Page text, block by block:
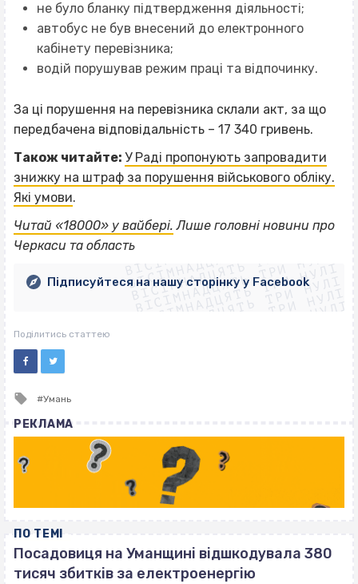
не було бланку підтвердження діяльності;
автобус не був внесений до електронного
кабінету перевізника;
водій порушував режим праці та відпочинку.
За ці порушення на перевізника склали акт, за що
передбачена відповідальність – 17 340 гривень.
Також читайте: У Раді пропонують запровадити
знижку на штраф за порушення військового обліку.
Які умови.
Читай «18000» у вайбері. Лише головні новини про
Черкаси та областьВІСІМНАДЦЯТЬ ТРИ НУЛІ
ВІСІМНАДЦЯТЬ ТРИ НУЛІ
ВІСІМНАДЦЯТЬ ТРИ НУЛІ
ВІСІМНАДЦЯТЬ ТРИ НУЛІ
ВІСІМНАДЦЯТЬ ТРИ НУЛІ
ВІСІМНАДЦЯТЬ ТРИ НУЛІ
ВІСІМНАДЦЯТЬ ТРИ НУЛІ
ВІСІМНАДЦЯТЬ ТРИ НУЛІ
Підписуйтеся на нашу сторінку у Facebook
Поділитись статтею
Tagged
Умань
РЕКЛАМА
ПО ТЕМІ
Посадовиця на Уманщині відшкодувала 380
тисяч збитків за електроенергію